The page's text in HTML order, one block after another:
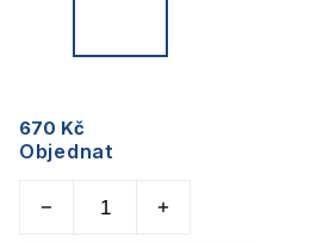
670 Kč
Objednat